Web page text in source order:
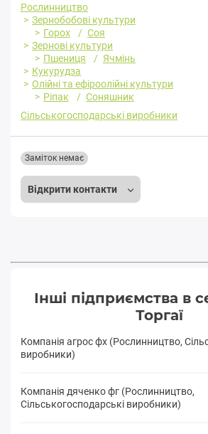
Рослинництво
Зернобобові культури
Горох
Соя
Зернові культури
Пшениця
Ячмінь
Кукурудза
Олійні та ефіроолійні культури
Ріпак
Соняшник
Сільськогосподарські виробники
Відкрити контакти
Заміток немає
Інші підприємства в
Торгаї
Компанія агрос фх (Рослинництво,
виробники)
Компанія дяченко фг (Рослинництво,
Сільськогосподарські виробники)